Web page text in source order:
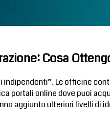
Cosa
Le officine
portali online dove puoi
aggiunto ulteriori livelli